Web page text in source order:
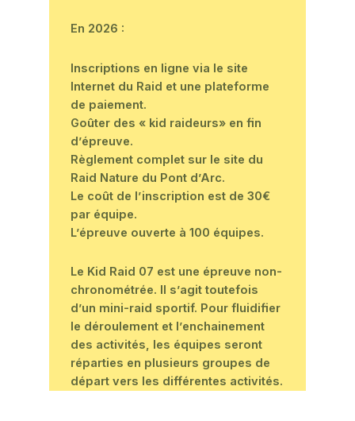
En 2026 :
Inscriptions en ligne via le site
Internet du Raid et une plateforme
de paiement.
Goûter des « kid raideurs» en fin
d’épreuve.
Règlement complet sur le site du
Raid Nature du Pont d’Arc.
Le coût de l’inscription est de 30€
par équipe.
L’épreuve ouverte à 100 équipes.
Le Kid Raid 07 est une épreuve non-
chronométrée. Il s’agit toutefois
d’un mini-raid sportif. Pour fluidifier
le déroulement et l’enchainement
des activités, les équipes seront
réparties en plusieurs groupes de
départ vers les différentes activités.